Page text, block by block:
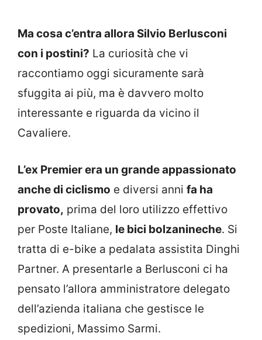
Ma cosa c’entra allora Silvio Berlusconi
con i postini? La curiosità che vi
raccontiamo oggi sicuramente sarà
sfuggita ai più, ma è davvero molto
interessante e riguarda da vicino il
Cavaliere.
L’ex Premier era un grande appassionato
anche di ciclismo e diversi anni fa ha
provato, prima del loro utilizzo effettivo
per Poste Italiane, le bici bolzanineche. Si
tratta di e-bike a pedalata assistita Dinghi
Partner. A presentarle a Berlusconi ci ha
pensato l’allora amministratore delegato
dell’azienda italiana che gestisce le
spedizioni, Massimo Sarmi.